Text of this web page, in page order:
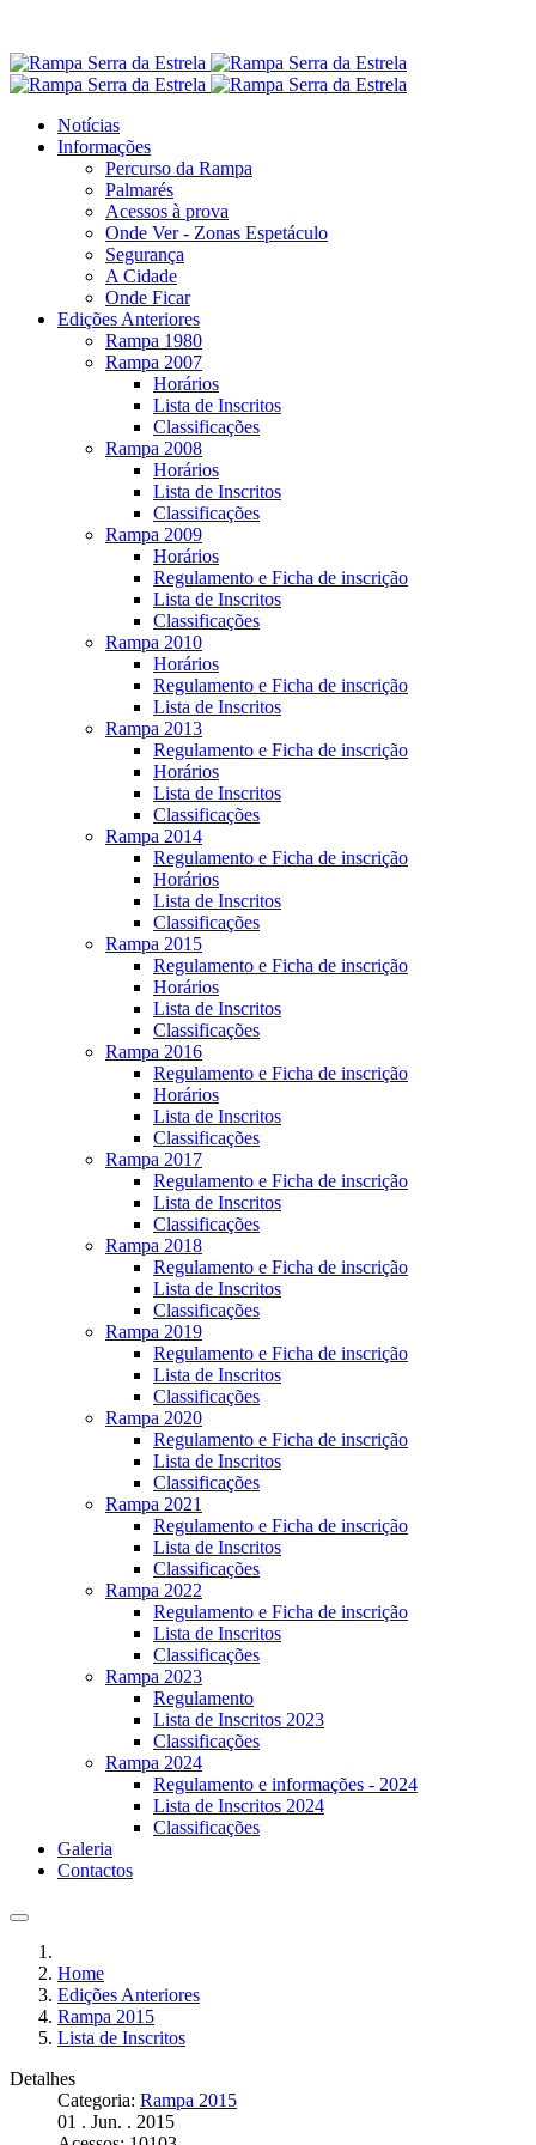
Notícias
Informações
Percurso da Rampa
Palmarés
Acessos à prova
Onde Ver - Zonas Espetáculo
Segurança
A Cidade
Onde Ficar
Edições Anteriores
Rampa 1980
Rampa 2007
Horários
Lista de Inscritos
Classificações
Rampa 2008
Horários
Lista de Inscritos
Classificações
Rampa 2009
Horários
Regulamento e Ficha de inscrição
Lista de Inscritos
Classificações
Rampa 2010
Horários
Regulamento e Ficha de inscrição
Lista de Inscritos
Rampa 2013
Regulamento e Ficha de inscrição
Horários
Lista de Inscritos
Classificações
Rampa 2014
Regulamento e Ficha de inscrição
Horários
Lista de Inscritos
Classificações
Rampa 2015
Regulamento e Ficha de inscrição
Horários
Lista de Inscritos
Classificações
Rampa 2016
Regulamento e Ficha de inscrição
Horários
Lista de Inscritos
Classificações
Rampa 2017
Regulamento e Ficha de inscrição
Lista de Inscritos
Classificações
Rampa 2018
Regulamento e Ficha de inscrição
Lista de Inscritos
Classificações
Rampa 2019
Regulamento e Ficha de inscrição
Lista de Inscritos
Classificações
Rampa 2020
Regulamento e Ficha de inscrição
Lista de Inscritos
Classificações
Rampa 2021
Regulamento e Ficha de inscrição
Lista de Inscritos
Classificações
Rampa 2022
Regulamento e Ficha de inscrição
Lista de Inscritos
Classificações
Rampa 2023
Regulamento
Lista de Inscritos 2023
Classificações
Rampa 2024
Regulamento e informações - 2024
Lista de Inscritos 2024
Classificações
Galeria
Contactos
Home
Edições Anteriores
Rampa 2015
Lista de Inscritos
Detalhes
Categoria: Rampa 2015
01 . Jun. . 2015